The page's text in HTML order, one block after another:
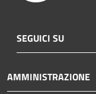
SEGUICI SU
AMMINISTRAZIONE